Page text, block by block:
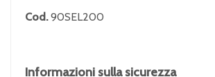
Cod.90SEL200
Informazioni sulla sicurezza